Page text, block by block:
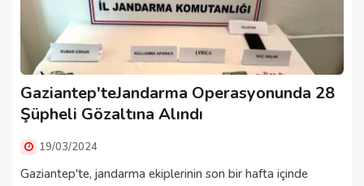
Gaziantep'teJandarma Operasyonunda 28
Şüpheli Gözaltına Alındı
19/03/2024
Gaziantep'te, jandarma ekiplerinin son bir hafta içinde